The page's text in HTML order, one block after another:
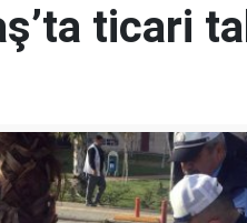
ticari